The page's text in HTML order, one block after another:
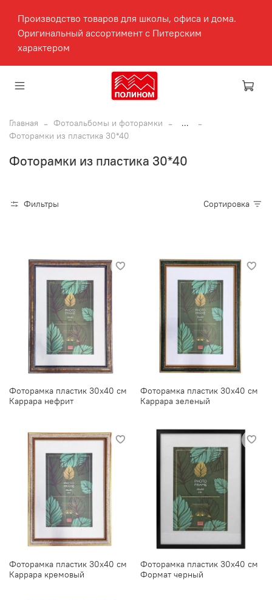
Производство товаров для школы, офиса и дома.
Оригинальный ассортимент с Питерским
характером
Главная Фотоальбомы и фоторамки
...
Фоторамки из пластика 30*40
Фоторамки из пластика 30*40
Фильтры Сортировка
Фоторамка пластик 30х40 см
Каррара нефрит
Фоторамка пластик 30х40 см
Каррара зеленый
Фоторамка пластик 30х40 см
Каррара кремовый
Фоторамка пластик 30х40 см
Формат черный